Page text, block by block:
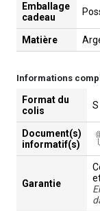
Emballage
cadeau
Matière
Informations
Format du
colis
S
Document(s)
informatif(s)
Garantie